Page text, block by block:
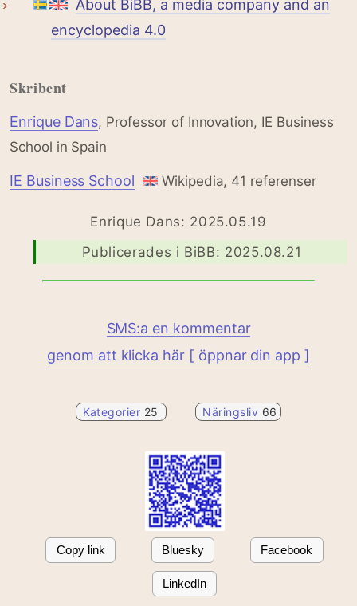
About BiBB, a media company and an
encyclopedia 4.0
Skribent
Enrique Dans, Professor of Innovation, IE Business
School in Spain
IE Business School Wikipedia, 41 referenser
Enrique Dans: 2025.05.19
Publicerades i BiBB: 2025.08.21
SMS:a en kommentar
genom att klicka här [ öppnar din app ]
Kategorier 25 Näringsliv 66
Copy link Bluesky Facebook
LinkedIn